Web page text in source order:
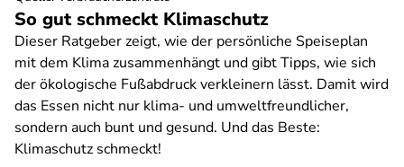
So gut schmeckt Klimaschutz
Dieser Ratgeber zeigt, wie der persönliche Speiseplan
mit dem Klima zusammenhängt und gibt Tipps, wie sich
der ökologische Fußabdruck verkleinern lässt. Damit wird
das Essen nicht nur klima- und umweltfreundlicher,
sondern auch bunt und gesund. Und das Beste:
Klimaschutz schmeckt!